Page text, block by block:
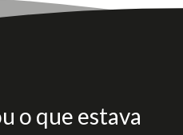
o que estava